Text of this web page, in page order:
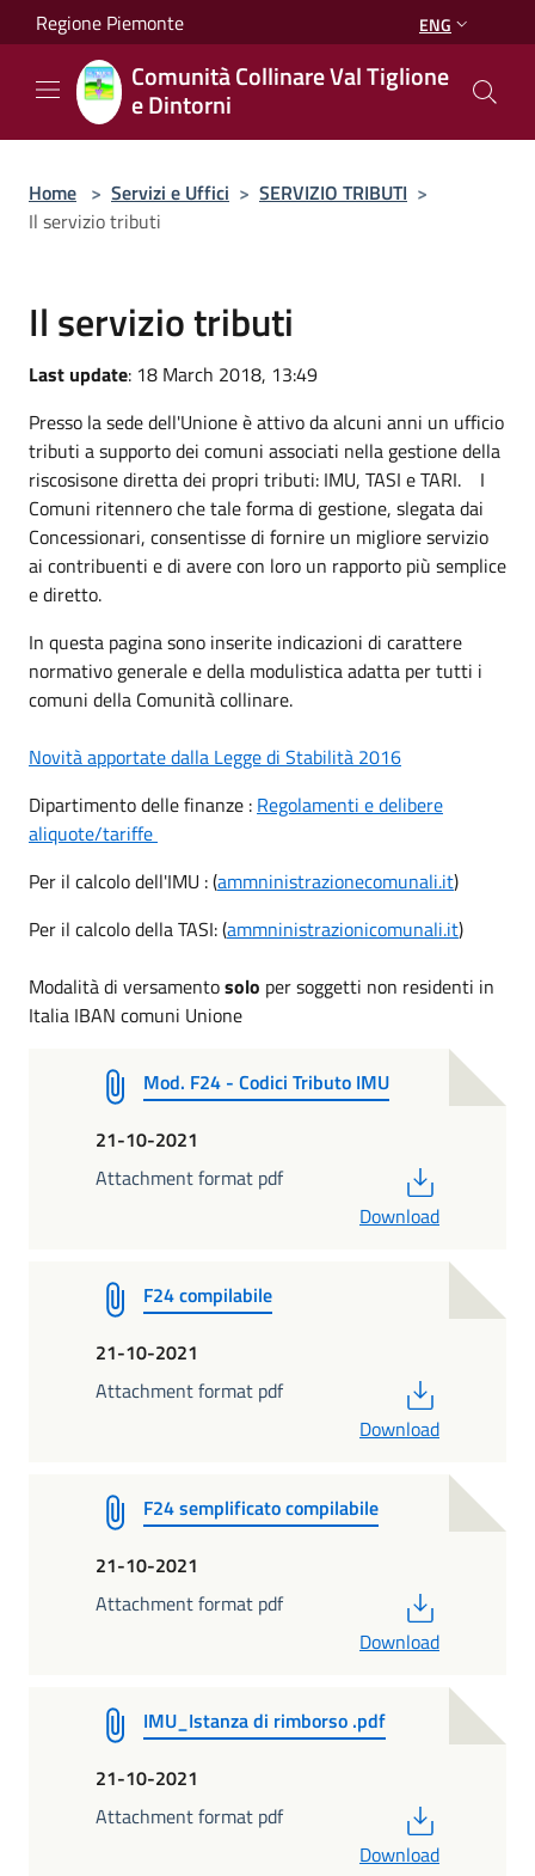
Salta al contenuto principale
Regione Piemonte ENG
Comunità Collinare Val Tiglione
e Dintorni
Home > Servizi e Uffici > SERVIZIO TRIBUTI >
Il servizio tributi
Il servizio tributi
Last update: 18 March 2018, 13:49
Presso la sede dell'Unione è attivo da alcuni anni un ufficio
tributi a supporto dei comuni associati nella gestione della
riscosisone diretta dei propri tributi: IMU, TASI e TARI. I
Comuni ritennero che tale forma di gestione, slegata dai
Concessionari, consentisse di fornire un migliore servizio
ai contribuenti e di avere con loro un rapporto più semplice
e diretto.
In questa pagina sono inserite indicazioni di carattere
normativo generale e della modulistica adatta per tutti i
comuni della Comunità collinare.
Novità apportate dalla Legge di Stabilità 2016
Dipartimento delle finanze : Regolamenti e delibere
aliquote/tariffe
Per il calcolo dell'IMU : (ammninistrazionecomunali.it)
Per il calcolo della TASI: (ammninistrazionicomunali.it)
Modalità di versamentosolo per soggetti non residenti in
Italia IBAN comuni Unione
Mod. F24 - Codici Tributo IMU
21-10-2021
Attachment format pdf
Download
F24 compilabile
21-10-2021
Attachment format pdf
Download
F24 semplificato compilabile
21-10-2021
Attachment format pdf
Download
IMU_Istanza di rimborso .pdf
21-10-2021
Attachment format pdf
Download